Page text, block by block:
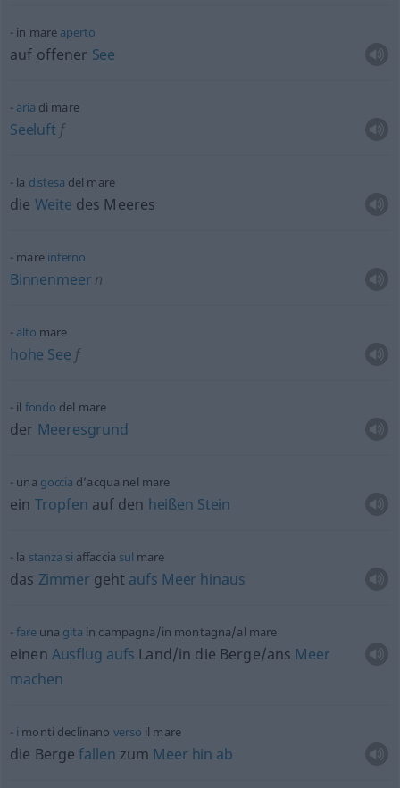
in mare aperto
auf offener See
aria di mare
Seeluft f
la distesa del mare
die Weite des Meeres
mare interno
Binnenmeer n
alto mare
hohe See f
il fondo del mare
der Meeresgrund
una goccia d’acqua nel mare
ein Tropfen auf den heißen Stein
la stanza si affaccia sul mare
das Zimmer geht aufs Meer hinaus
fareuna gita in campagna/in montagna/al mare
einen Ausflug aufs Land/in die Berge/ans Meer
machen
i monti declinano verso il mare
die Bergefallen zum Meer hin ab